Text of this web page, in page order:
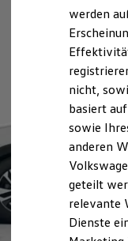
Batterie
Kosten und
E-
Software
Die
ID.
werden
nicht,
basiert
sowie
anderen
geteilt
relevante
Dienste